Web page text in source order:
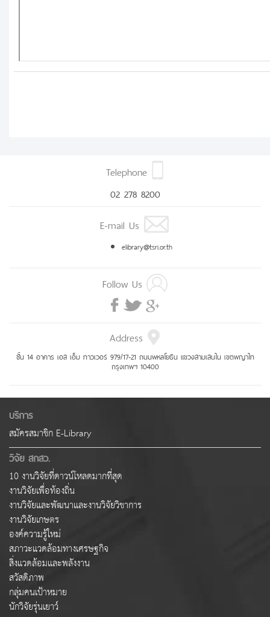
Telephone
02 278 8200
E-mail Us
elibrary@tsri.or.th
Follow Us
Address
ชั้น 14 อาคาร เอส เอ็ม ทาวเวอร์ 979/17-21 ถนนพหลโยธิน แขวงสามเสนใน เขตพญาไท
กรุงเทพฯ 10400
บริการ
สมัครสมาชิก E-Library
วิจัย สกสว.
10 งานวิจัยที่ดาวน์โหลดมากที่สุด
งานวิจัยเพื่อท้องถิ่น
งานวิจัยและพัฒนาและงานวิจัยวิชาการ
งานวิจัยเกษตร
องค์ความรู้ใหม่
สภาวะแวดล้อมทางเศรษฐกิจ
สิ่งแวดล้อมและพลังงาน
สวัสดิภาพ
กลุ่มคนเป้าหมาย
นักวิจัยรุ่นเยาว์